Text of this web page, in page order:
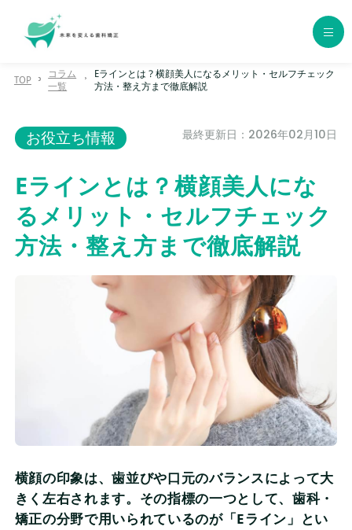
歯科矯正の種類
エリア別おすすめクリニック
年代別おすすめクリニック
コラム一覧
監修情報
よくある質問
当サイトについて
会社概要
TOP
コラム
一覧
Eラインとは？横顔美人になるメリット・セルフチェック
方法・整え方まで徹底解説
お役立ち情報 最終更新日：2026年02月10日
Eラインとは？横顔美人にな
るメリット・セルフチェック
方法・整え方まで徹底解説
横顔の印象は、歯並びや口元のバランスによって大
きく左右されます。その指標の一つとして、歯科・
矯正の分野で用いられているのが「Eライン」とい